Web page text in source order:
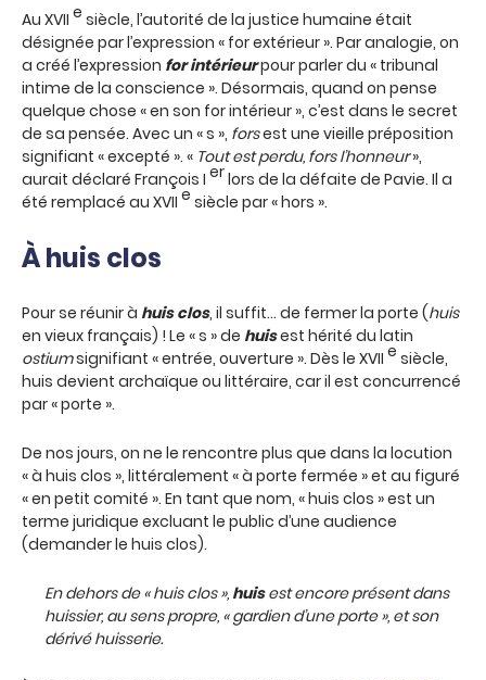
Au XVII e siècle, l’autorité de la justice humaine était
désignée par l’expression « for extérieur ». Par analogie, on
a créé l’expression for intérieurpour parler du « tribunal
intime de la conscience ». Désormais, quand on pense
quelque chose « en son for intérieur », c’est dans le secret
de sa pensée. Avec un « s », forsest une vieille préposition
signifiant « excepté ». « Tout est perdu, fors l’honneur»,
aurait déclaré François I erlors de la défaite de Pavie. Il a
été remplacé au XVII e siècle par « hors ».
Àhuis clos
Pour se réunir à huis clos, il suffit… de fermer la porte (huis
en vieux français) ! Le « s » de huisest hérité du latin
ostiumsignifiant « entrée, ouverture ». Dès le XVII e siècle,
huis devient archaïque ou littéraire, car il est concurrencé
par « porte ».
De nos jours, on ne le rencontre plus que dans la locution
« à huis clos », littéralement « à porte fermée » et au figuré
« en petit comité ». En tant que nom, « huis clos » est un
terme juridique excluant le public d’une audience
(demander le huis clos).
En dehors de « huis clos », huisest encore présent dans
huissier, au sens propre, « gardien d’une porte », et son
dérivéhuisserie.